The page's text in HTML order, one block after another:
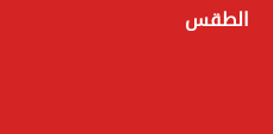
الطقس